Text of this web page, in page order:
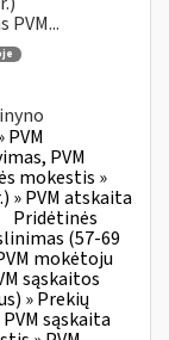
PVM
mokestis »
» PVM atskaita
Pridėtinės
(57-69
mokėtoju
sąskaitos
» Prekių
sąskaita